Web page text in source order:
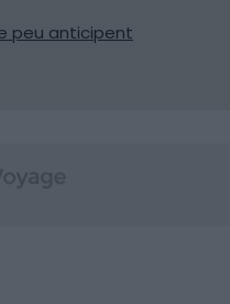
peu anticipent